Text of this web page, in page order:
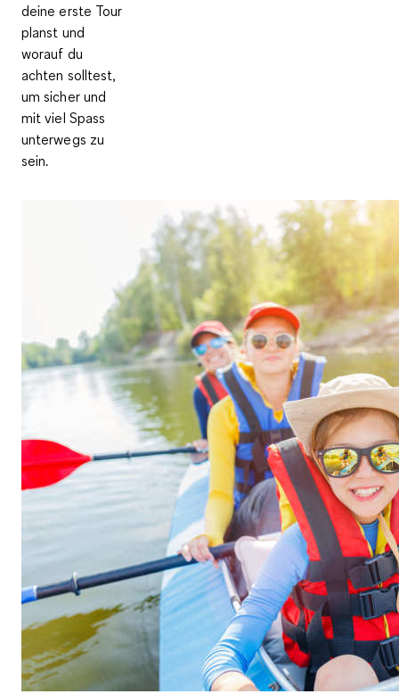
deine erste Tour
planst und
worauf du
achten solltest,
um sicher und
mit viel Spass
unterwegs zu
sein.